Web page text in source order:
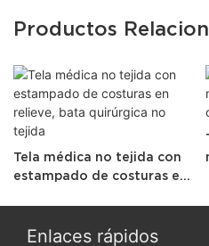
Productos
Tela médica no tejida con
estampado de costuras en
Enlaces rápidos